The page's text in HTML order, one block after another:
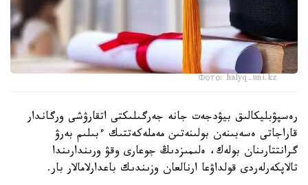
Фото: halyq-uni.kz
رەسپۋبليكالىق بيۋدجەت جانە جەرگىلىكتى اتقارۋشى ورگاندار
قاراجاتى ەسەبىنەن بولىنەتىن مەملەكەتتىك ءبىلىم بەرۋ
گرانتتارىنان بولەك، ەلىمىزدىڭ جوعارى وقۋ ورىندارىندا
تالاپكەرلەردى قولداۋعا ارنالعان وزىندىك باعدارلامالار بار.